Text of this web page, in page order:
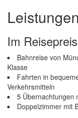
Leistungen
Im
Bahnreise von
Klasse
Fahrten in
Verkehrsmitteln
5 Übernachtungen
Doppelzimmer mit